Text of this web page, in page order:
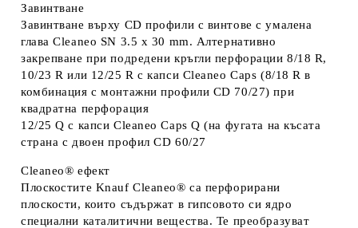
Завинтване
Завинтване върху CD профили с винтове с умалена
глава Cleaneo SN 3.5 x 30 mm. Алтернативно
закрепване при подредени кръгли перфорации 8/18 R,
10/23 R или 12/25 R с капси Cleaneo Caps (8/18 R в
комбинация с монтажни профили CD 70/27) при
квадратна перфорация
12/25 Q с капси Cleaneo Caps Q (на фугата на късата
страна с двоен профил CD 60/27
Cleaneo® ефект
Плоскостите Knauf Cleaneo® са перфорирани
плоскости, които съдържат в гипсовото си ядро
специални каталитични вещества. Те преобразуват